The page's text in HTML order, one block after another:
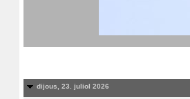
dijous, 23. juliol 2026